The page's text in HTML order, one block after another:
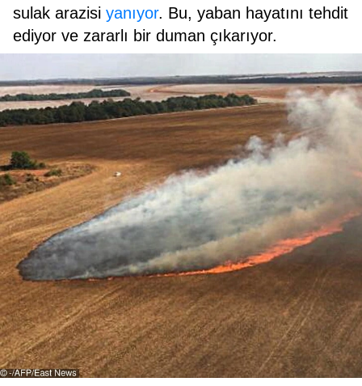
sulak arazisi yanıyor. Bu, yaban hayatını tehdit
ediyor ve zararlı bir duman çıkarıyor.